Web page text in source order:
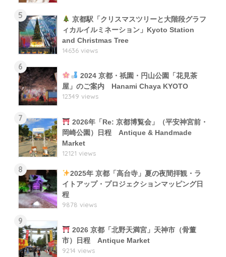
5
京都駅「クリスマスツリーと大階段グラフ
ィカルイルミネーション」Kyoto Station
and Christmas Tree
14636 views
6
2024 京都・祇園・円山公園「花見茶
屋」のご案内 Hanami Chaya KYOTO
12349 views
7
2026年「Re: 京都博覧会」（平安神宮前・
岡崎公園）日程 Antique & Handmade
Market
12121 views
8
2025年 京都「高台寺」夏の夜間拝観・ラ
イトアップ・プロジェクションマッピング日
程
9878 views
9
2026 京都「北野天満宮」天神市（骨董
市）日程 Antique Market
9214 views